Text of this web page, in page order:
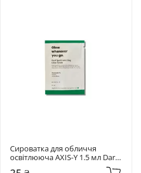
Сироватка для обличчя
освітлююча AXIS-Y 1.5 мл Dark
Spot Correcting Glow Serum